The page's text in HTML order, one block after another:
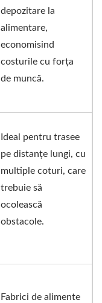
depozitare la
alimentare,
economisind
costurile cu forța
de muncă.
Ideal pentru trasee
pe distanțe lungi, cu
multiple coturi, care
trebuie să
ocolească
obstacole.
Fabrici de alimente